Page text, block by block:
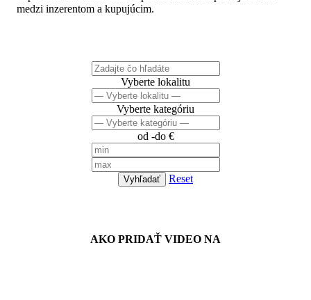
medzi inzerentom a kupujúcim.
Vyberte lokalitu
Vyberte kategóriu
od -do €
Vyhľadať Reset
AKO PRIDAŤ VIDEO NA